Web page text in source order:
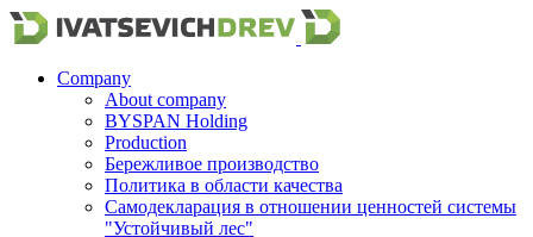
Company
About company
BYSPAN Holding
Production
Бережливое производство
Политика в области качества
Самодекларация в отношении ценностей системы
"Устойчивый лес"